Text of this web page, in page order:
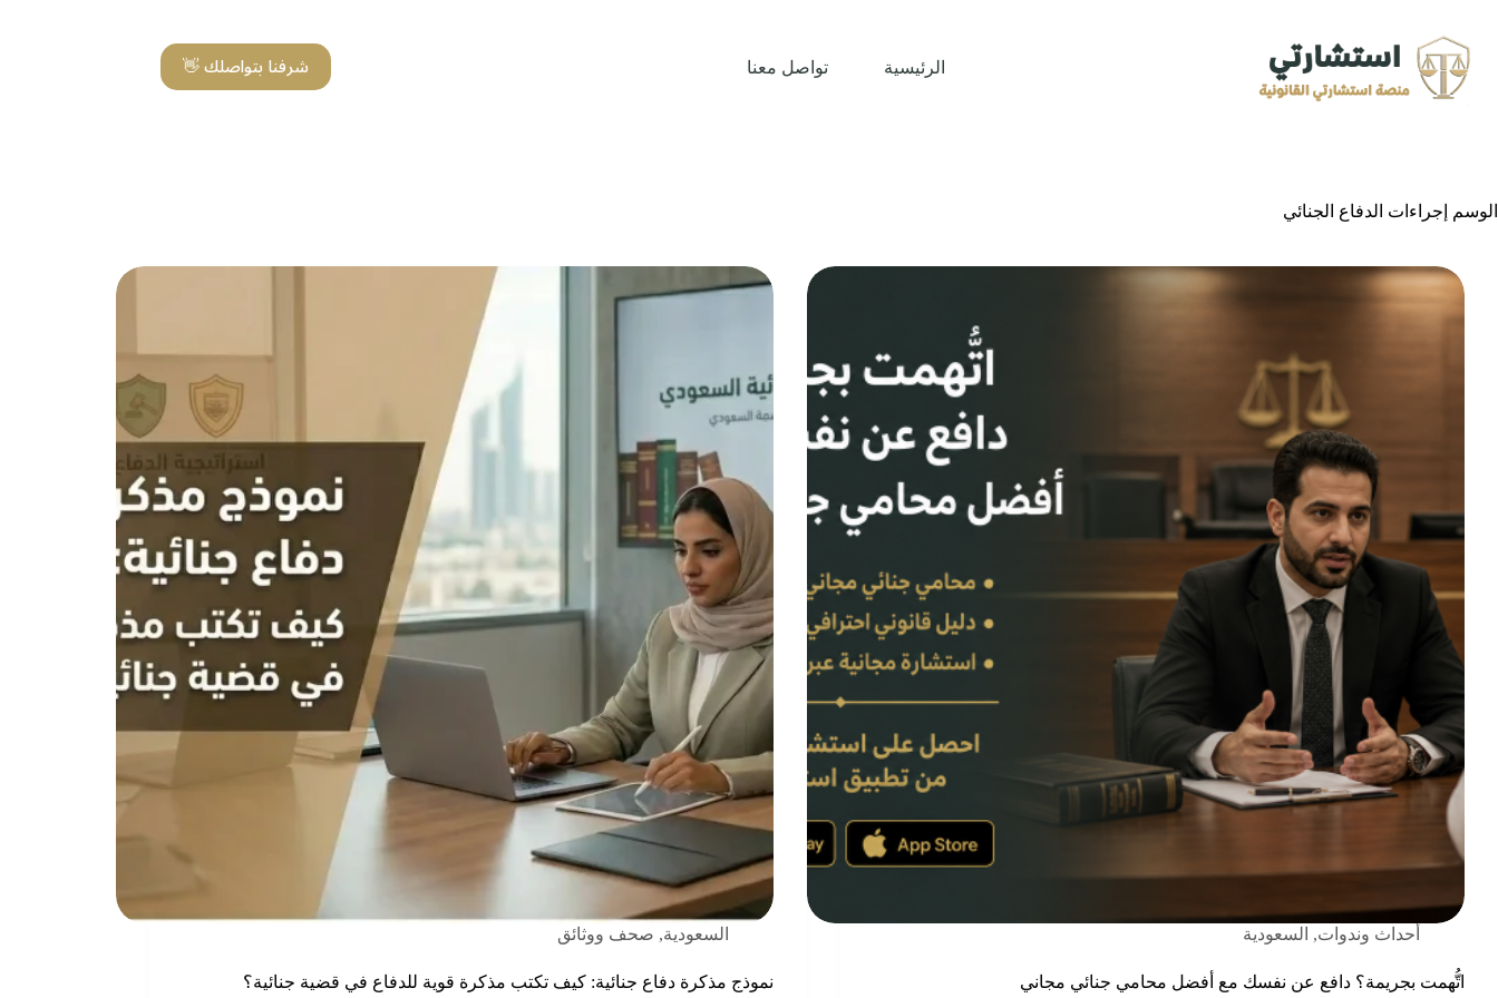
المحتوى
الرئيسية تواصل معنا شرفنا بتواصلك 👋
الوسم إجراءات الدفاع الجنائي
أحداث وندوات, السعودية
اتُّهمت بجريمة؟ دافع عن نفسك مع أفضل محامي جنائي مجاني
السعودية, صحف ووثائق
نموذج مذكرة دفاع جنائية: كيف تكتب مذكرة قوية للدفاع في قضية جنائية؟